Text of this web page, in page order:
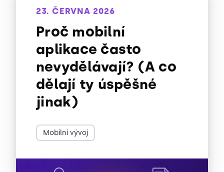
23. ČERVNA 2026
Proč mobilní
aplikace často
nevydělávají? (A co
dělají ty úspěšné
jinak)
Mobilní vývoj